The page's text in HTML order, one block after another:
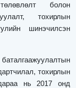
болон
тохирлын
шинэчилсэн
тохирлын
нь 2017 онд